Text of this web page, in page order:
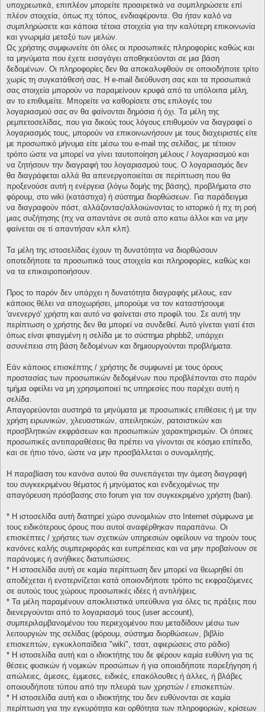
υποχρεωτικά, επιπλέον μπορείτε προαιρετικά να συμπληρώσετε επί
πλέον στοιχεία, όπως πχ τόπος, ενδιαφέροντα. Θα ήταν καλό να
συμπληρώσετε και κάποια τέτοια στοιχεία για την καλύτερη επικοινωνία
και γνωριμία μεταξύ των μελών.
Ως χρήστης συμφωνείτε ότι όλες οι προσωπικές πληροφορίες καθώς και
τα μηνύματα που έχετε εισαγάγει αποθηκεύονται σε μια βάση
δεδομένων. Οι πληροφορίες δεν θα αποκαλυφθούν σε οποιοδήποτε τρίτο
χωρίς τη συγκατάθεσή σας. Η e-mail διεύθυνση σας και τα προσωπικά
σας στοιχεία μπορούν να παραμείνουν κρυφά από τα υπόλοιπα μέλη,
αν το επιθυμείτε. Μπορείτε να καθορίσετε στις επιλογές του
λογαριασμού σας αν θα φαίνονται δημόσια ή όχι. Τα μέλη της
ρεμπετοσελίδας, που για δικούς τους λόγους επιθυμούν να διαγραφεί ο
λογαριασμός τους, μπορούν να επικοινωνήσουν με τους διαχειριστές είτε
με προσωπικό μήνυμα είτε μέσω του e-mail της σελίδας, με τέτοιον
τρόπο ώστε να μπορεί να γίνει ταυτοποίηση μέλους / λογαριασμού και
να ζητήσουν την διαγραφή του λογαριασμού τους. Ο λογαριασμός δεν
θα διαγράφεται αλλά θα απενεργοποιείται σε περίπτωση που θα
προξενούσε αυτή η ενέργεια (λόγω δομής της βάσης), προβλήματα στο
φόρουμ, στο wiki (κατάστιχα) ή σύστημα διορθώσεων. Για παράδειγμα
να διαγραφούν πόστ, αλλάζοντας/αλλοιώνοντας το ιστορικό ή πχ τη ροή
μιας συζήτησης (πχ να απαντάνε σε αυτά απο κατω άλλοι και να μην
φαίνεται σε τί απαντήσαν κλπ κλπ).
Τα μέλη της ιστοσελίδας έχουν τη δυνατότητα να διορθώσουν
οποτεδήποτε τα προσωπικά τους στοιχεία και πληροφορίες, καθώς και
να τα επικαιροποιήσουν.
Προς το παρόν δεν υπάρχει η δυνατότητα διαγραφής μέλους, εαν
κάποιος θέλει να αποχωρήσει, μπορούμε να τον καταστήσουμε
'ανενεργό' χρήστη και αυτό να φαίνεται στο προφίλ του. Σε αυτή την
περίπτωση ο χρήστης δεν θα μπορεί να συνδεθεί. Αυτό γίνεται γιατί έτσι
όπως είναι φτιαγμένη η σελίδα με το σύστημα phpbb2, υπάρχει
ασυνέπεια στη βάση δεδομένων και δημιουργούνται προβλήματα.
Εάν κάποιος επισκέπτης / χρήστης δε συμφωνεί με τους όρους
προστασίας των προσωπικών δεδομένων που προβλέπονται στο παρόν
τμήμα οφείλει να μη χρησιμοποιεί τις υπηρεσίες που παρέχει αυτή η
σελίδα.
Απαγορεύονται αυστηρά τα μηνύματα με προσωπικές επιθέσεις ή με την
χρήση ειρωνικών, χλευαστικών, απειλητικών, ρατσιστικών και
προσβλητικών εκφράσεων και προσωπικών χαρακτηρισμών. Οι όποιες
προσωπικές αντιπαραθέσεις θα πρέπει να γίνονται σε κόσμιο επίπεδο,
και σε ήπιο τόνο, ώστε να μην προσβάλλεται ο συνομιλητής.
Η παραβίαση του κανόνα αυτού θα συνεπάγεται την άμεση διαγραφή
του συγκεκριμένου θέματος ή μηνύματος και ενδεχομένως την
απαγόρευση πρόσβασης στο forum για τον συγκεκριμένο χρήστη (ban).
* H ιστοσελίδα αυτή διατηρεί χώρο συνομιλιών στο Internet σύμφωνα με
τους ειδικότερους όρους που αυτοί αναφέρθηκαν παραπάνω. Οι
επισκέπτες / χρήστες των σχετικών υπηρεσιών οφείλουν να τηρούν τους
κανόνες καλής συμπεριφοράς και ευπρέπειας και να μην προβαίνουν σε
παράνομες ή ανήθικες διατυπώσεις.
* H ιστοσελίδα αυτή σε καμία περίπτωση δεν μπορεί να θεωρηθεί ότι
αποδέχεται ή ενστερνίζεται κατά οποιονδήποτε τρόπο τις εκφραζόμενες
σε αυτούς τους χώρους προσωπικές ιδέες ή αντιλήψεις.
* Τα μέλη παραμένουν αποκλειστικά υπεύθυνα για όλες τις πράξεις που
διενεργούνται από το λογαριασμό τους (user account),
συμπεριλαμβανομένου του περιεχομένου που μεταδίδουν μέσω των
λειτουργιών της σελίδας (φόρουμ, σύστημα διορθώσεων, βιβλίο
επισκεπτών, εγκυκλοπαίδεια "wiki", τσατ, αφιερώσεις στο ράδιο)
* H ιστοσελίδα αυτή και ο ιδιοκτήτης του δε φέρουν καμία ευθύνη για τις
θέσεις φυσικών ή νομικών προσώπων ή για οποιαδήποτε παρεξήγηση ή
απώλειες, άμεσες, έμμεσες, ειδικές, επακόλουθες ή άλλες, ή βλάβες
οποιουδήποτε τύπου από την πλευρά των χρηστών / επισκεπτών.
* H ιστοσελίδα αυτή και ο ιδιοκτήτης του δεν ευθύνονται σε καμία
περίπτωση για την εγκυρότητα και ορθότητα των πληροφοριών, κρίσεων